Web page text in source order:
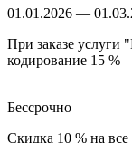
01.01.2026 —
При заказе услуги
кодирование 15 %
Бессрочно
Скидка 10 % на